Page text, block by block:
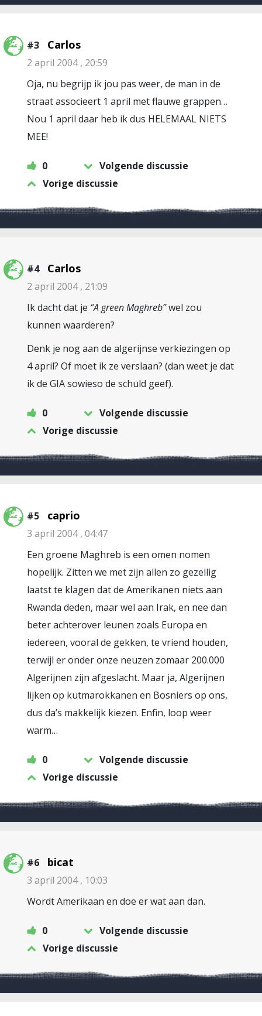
#3 Carlos
2 april 2004 , 20:59
Oja, nu begrijp ik jou pas weer, de man in de
straat associeert 1 april met flauwe grappen…
Nou 1 april daar heb ik dus HELEMAAL NIETS
MEE!
0
Volgende discussie
Vorige discussie
#4 Carlos
2 april 2004 , 21:09
Ik dacht dat je “A green Maghreb”wel zou
kunnen waarderen?
Denk je nog aan de algerijnse verkiezingen op
4 april? Of moet ik ze verslaan? (dan weet je dat
ik de GIA sowieso de schuld geef).
0
Volgende discussie
Vorige discussie
#5 caprio
3 april 2004 , 04:47
Een groene Maghreb is een omen nomen
hopelijk. Zitten we met zijn allen zo gezellig
laatst te klagen dat de Amerikanen niets aan
Rwanda deden, maar wel aan Irak, en nee dan
beter achterover leunen zoals Europa en
iedereen, vooral de gekken, te vriend houden,
terwijl er onder onze neuzen zomaar 200.000
Algerijnen zijn afgeslacht. Maar ja, Algerijnen
lijken op kutmarokkanen en Bosniers op ons,
dus da’s makkelijk kiezen. Enfin, loop weer
warm…
0
Volgende discussie
Vorige discussie
#6 bicat
3 april 2004 , 10:03
Wordt Amerikaan en doe er wat aan dan.
0
Volgende discussie
Vorige discussie